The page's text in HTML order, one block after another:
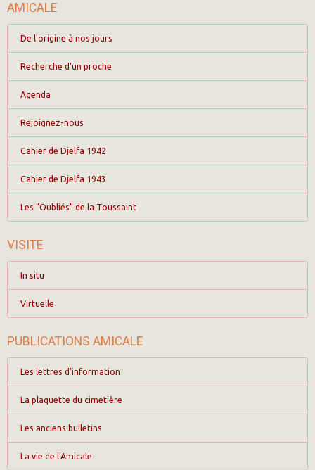
AMICALE
De l'origine à nos jours
Recherche d'un proche
Agenda
Rejoignez-nous
Cahier de Djelfa 1942
Cahier de Djelfa 1943
Les "Oubliés" de la Toussaint
VISITE
In situ
Virtuelle
PUBLICATIONS AMICALE
Les lettres d'information
La plaquette du cimetière
Les anciens bulletins
La vie de l'Amicale